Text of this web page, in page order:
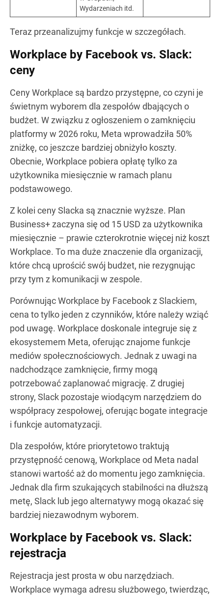
Wydarzeniach itd.
Teraz przeanalizujmy funkcje w szczegółach.
Workplace by Facebook vs. Slack:
ceny
Ceny Workplace są bardzo przystępne, co czyni je
świetnym wyborem dla zespołów dbających o
budżet. W związku z ogłoszeniem o zamknięciu
platformy w 2026 roku, Meta wprowadziła 50%
zniżkę, co jeszcze bardziej obniżyło koszty.
Obecnie, Workplace pobiera opłatę tylko za
użytkownika miesięcznie w ramach planu
podstawowego.
Z kolei ceny Slacka są znacznie wyższe. Plan
Business+ zaczyna się od 15 USD za użytkownika
miesięcznie – prawie czterokrotnie więcej niż koszt
Workplace. To ma duże znaczenie dla organizacji,
które chcą uprościć swój budżet, nie rezygnując
przy tym z komunikacji w zespole.
Porównując Workplace by Facebook z Slackiem,
cena to tylko jeden z czynników, które należy wziąć
pod uwagę. Workplace doskonale integruje się z
ekosystemem Meta, oferując znajome funkcje
mediów społecznościowych. Jednak z uwagi na
nadchodzące zamknięcie, firmy mogą
potrzebować zaplanować migrację. Z drugiej
strony, Slack pozostaje wiodącym narzędziem do
współpracy zespołowej, oferując bogate integracje
i funkcje automatyzacji.
Dla zespołów, które priorytetowo traktują
przystępność cenową, Workplace od Meta nadal
stanowi wartość aż do momentu jego zamknięcia.
Jednak dla firm szukających stabilności na dłuższą
metę, Slack lub jego alternatywy mogą okazać się
bardziej niezawodnym wyborem.
Workplace by Facebook vs. Slack:
rejestracja
Rejestracja jest prosta w obu narzędziach.
Workplace wymaga adresu służbowego, twierdząc,